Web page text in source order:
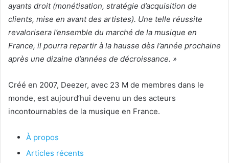
ayants droit (monétisation, stratégie d’acquisition de
clients, mise en avant des artistes). Une telle réussite
revalorisera l’ensemble du marché de la musique en
France, il pourra repartir à la hausse dès l’année prochaine
après une dizaine d’années de décroissance. »
Créé en 2007, Deezer, avec 23 M de membres dans le
monde, est aujourd’hui devenu un des acteurs
incontournables de la musique en France.
À propos
Articles récents